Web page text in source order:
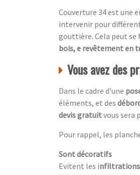
Couverture 34 est une e
intervenir pour
gouttière. Cela peut
bois, e revêtement en
Vous avez des
Dans le cadre d’une
éléments, et des
devis gratuitvous sera
Pour rappel, les
Sont décoratifs
Evitent les infiltrations